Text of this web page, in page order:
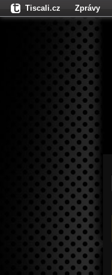
Tiscali.cz Zprávy
Fights.cz